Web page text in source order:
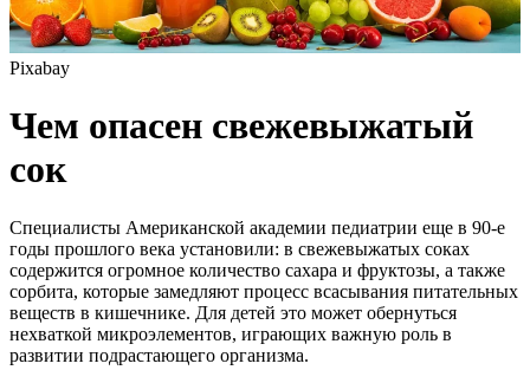
Pixabay
Чем опасен свежевыжатый
сок
Специалисты Американской академии педиатрии еще в 90-е
годы прошлого века установили: в свежевыжатых соках
содержится огромное количество сахара и фруктозы, а также
сорбита, которые замедляют процесс всасывания питательных
веществ в кишечнике. Для детей это может обернуться
нехваткой микроэлементов, играющих важную роль в
развитии подрастающего организма.